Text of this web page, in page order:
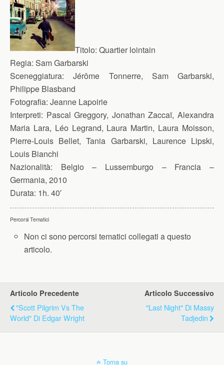
Titolo: Quartier lointain
Regia: Sam Garbarski
Sceneggiatura: Jérôme Tonnerre, Sam Garbarski,
Philippe Blasband
Fotografia: Jeanne Lapoirie
Interpreti: Pascal Greggory, Jonathan Zaccaï, Alexandra
Maria Lara, Léo Legrand, Laura Martin, Laura Moisson,
Pierre-Louis Bellet, Tania Garbarski, Laurence Lipski,
Louis Bianchi
Nazionalità: Belgio – Lussemburgo – Francia –
Germania, 2010
Durata: 1h. 40′
Percorsi Tematici
Non ci sono percorsi tematici collegati a questo
articolo.
Articolo Precedente
"Scott Pilgrim Vs The
World" Di Edgar Wright
Articolo Successivo
"Last Night" Di Massy
Tadjedin
Torna su